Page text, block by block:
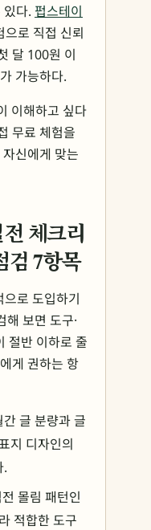
다. 펍스테이
로 직접 신뢰
달 100원 이
가능하다.
이해하고 싶다
무료 체험을
신에게 맞는
체크리
7항목
로 도입하기
보면 도구·
절반 이하로 줄
게 권하는 항
글 분량과 글
지 디자인의
.
몰림 패턴인
적합한 도구